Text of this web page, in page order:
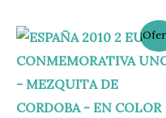
El
precio
original
15,00 €.
El
precio
actual
12,95 €.